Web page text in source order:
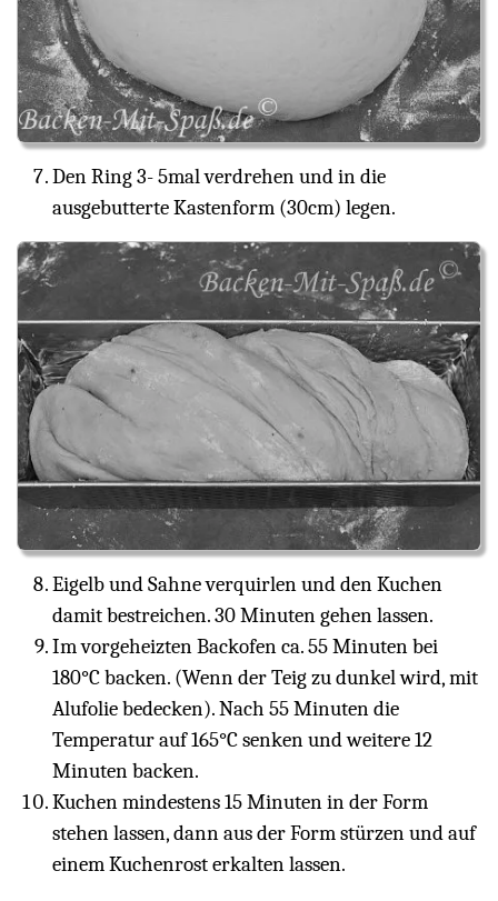
Den Ring 3- 5mal verdrehen und in die
ausgebutterte Kastenform (30cm) legen.
Eigelb und Sahne verquirlen und den Kuchen
damit bestreichen. 30 Minuten gehen lassen.
Im vorgeheizten Backofen ca. 55 Minuten bei
180°C backen. (Wenn der Teig zu dunkel wird, mit
Alufolie bedecken). Nach 55 Minuten die
Temperatur auf 165°C senken und weitere 12
Minuten backen.
Kuchen mindestens 15 Minuten in der Form
stehen lassen, dann aus der Form stürzen und auf
einem Kuchenrost erkalten lassen.